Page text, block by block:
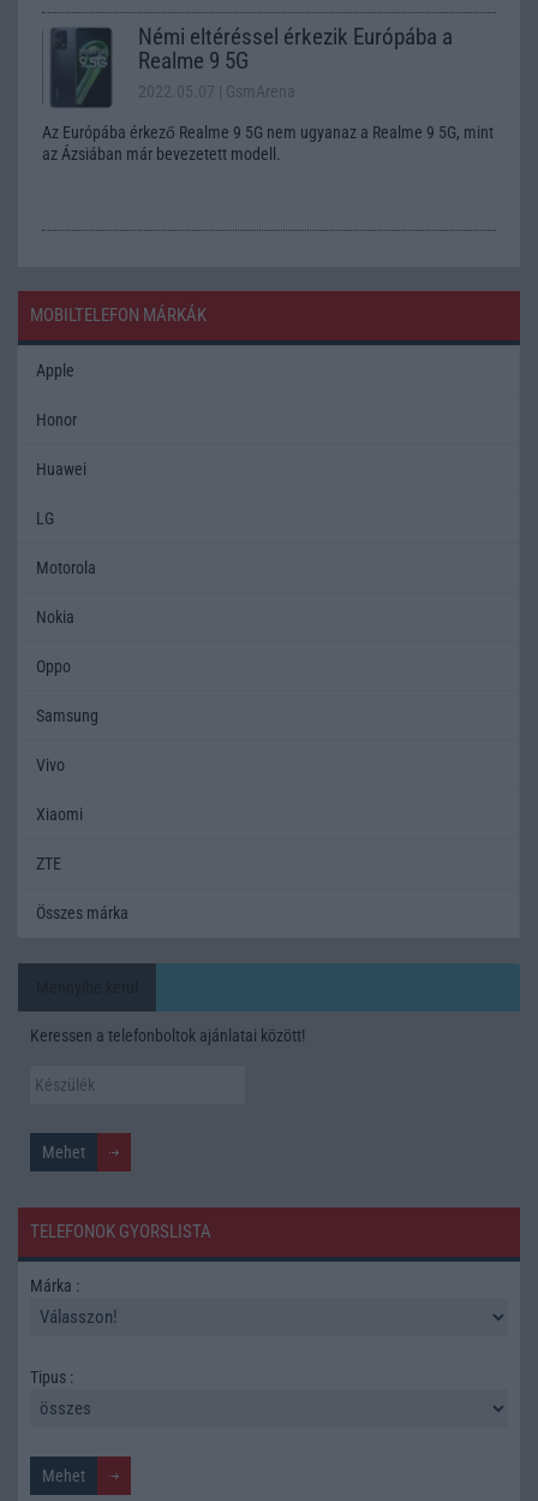
Némi eltéréssel érkezik Európába a
Realme 9 5G
2022.05.07 | GsmArena
Az Európába érkező Realme 9 5G nem ugyanaz a Realme 9 5G, mint
az Ázsiában már bevezetett modell.
MOBILTELEFON MÁRKÁK
Apple
Honor
Huawei
LG
Motorola
Nokia
Oppo
Samsung
Vivo
Xiaomi
ZTE
Összes márka
Keressen a telefonboltok ajánlatai között!
TELEFONOK GYORSLISTA
Márka :
Tipus :